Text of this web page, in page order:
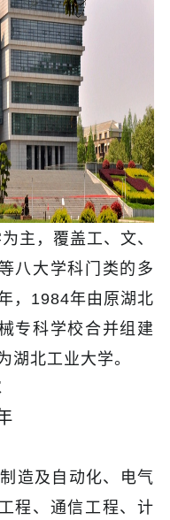
主，覆盖工、文、
八大学科门类的多
，1984年由原湖北
专科学校合并组建
湖北工业大学。
造及自动化、电气
程、通信工程、计